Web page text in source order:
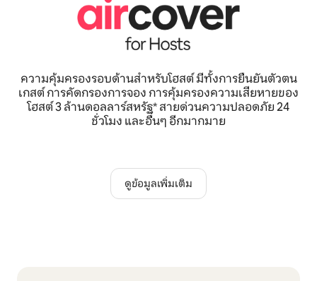
ความคุ้มครองรอบด้านสำหรับโฮสต์ มีทั้งการยืนยันตัวตน
เกสต์ การคัดกรองการจอง การคุ้มครองความเสียหายของ
โฮสต์ 3 ล้านดอลลาร์สหรัฐ* สายด่วนความปลอดภัย 24
ชั่วโมง และอื่นๆ อีกมากมาย
ดูข้อมูลเพิ่มเติม